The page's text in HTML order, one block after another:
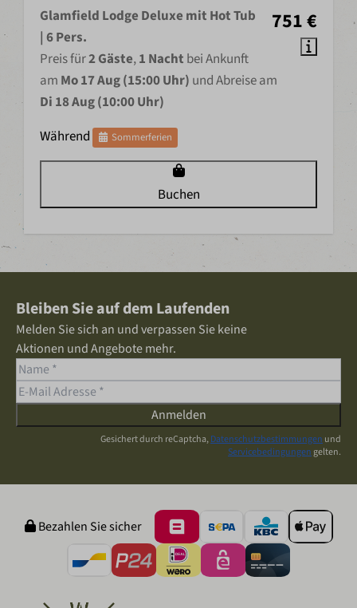
751 €
Glamfield Lodge Deluxe mit Hot Tub
| 6 Pers.
Preis für2 Gäste,1 Nacht bei Ankunft
am Mo 17 Aug (15:00 Uhr) und Abreise am
Di 18 Aug (10:00 Uhr)
Während
Sommerferien
Buchen
Bleiben Sie auf dem Laufenden
Melden Sie sich an und verpassen Sie keine
Aktionen und Angebote mehr.
Anmelden
Gesichert durch reCaptcha,Datenschutzbestimmungen und
Servicebedingungengelten.
Bezahlen Sie sicher